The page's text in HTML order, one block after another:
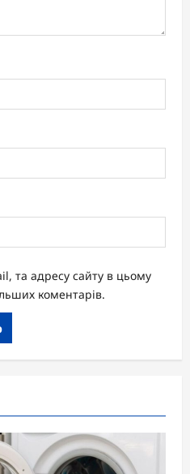
та адресу сайту в цьому
коментарів.